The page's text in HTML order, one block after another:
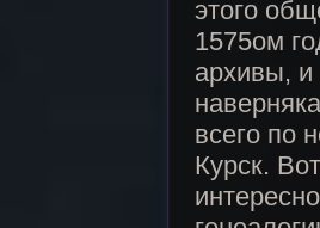
этого
1575ом
архивы, и
всего по
Курск.